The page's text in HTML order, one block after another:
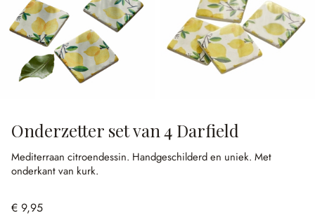
Onderzetter set van 4 Darfield
Mediterraan citroendessin. Handgeschilderd en uniek. Met
onderkant van kurk.
€ 9,95